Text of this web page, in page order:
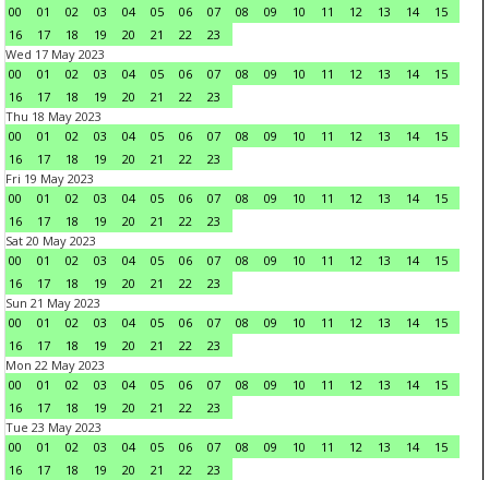
00 01 02 03 04 05 06 07 08 09 10 11 12 13 14
15
16
17 18 19 20 21 22
23
Wed 17 May 2023
00
01 02 03 04 05 06 07 08 09 10 11 12 13 14
15
16
17 18 19 20 21 22
23
Thu 18 May 2023
00
01 02 03 04 05 06 07 08 09 10 11 12 13 14
15
16
17 18 19 20 21 22
23
Fri 19 May 2023
00
01 02 03 04 05 06 07 08 09 10 11 12 13 14
15
16
17 18 19 20 21 22
23
Sat 20 May 2023
00
01 02 03 04 05 06 07 08 09 10 11 12 13 14
15
16
17 18 19 20 21 22
23
Sun 21 May 2023
00
01 02 03 04 05 06 07 08 09 10 11 12 13 14
15
16
17 18 19 20 21 22
23
Mon 22 May 2023
00
01 02 03 04 05 06 07 08 09 10 11 12 13 14
15
16
17 18 19 20 21 22
23
Tue 23 May 2023
00
01 02 03 04 05 06 07 08 09 10 11 12 13 14
15
16
17 18 19 20 21 22
23